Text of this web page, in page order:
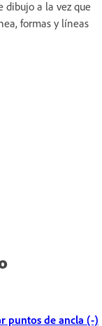
dibujo a la vez que
formas y líneas
puntos de ancla (-)